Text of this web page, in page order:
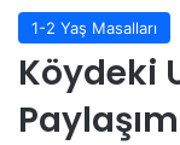
1-2 Yaş Masalları
Köydeki